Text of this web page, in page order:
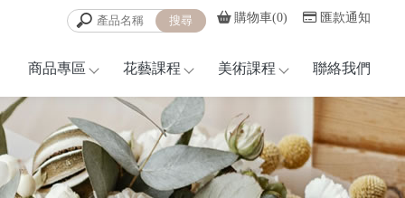
購物車(0) 匯款通知
商品專區 花藝課程 美術課程 聯絡我們